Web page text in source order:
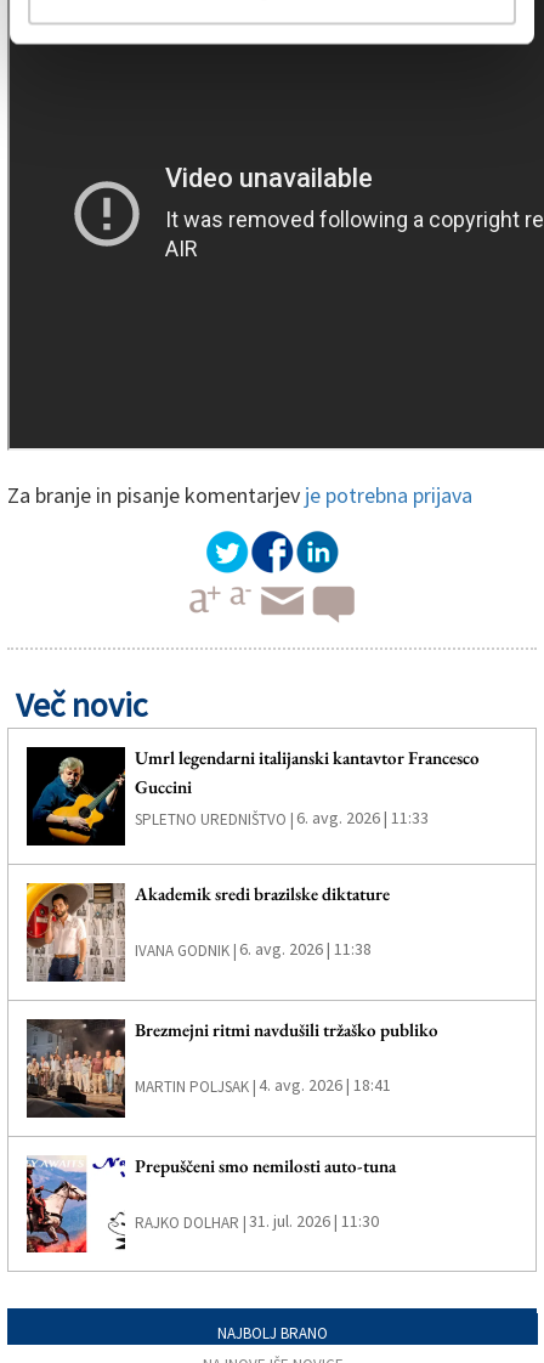
Za branje in pisanje komentarjev je potrebna prijava
Več novic
Umrl legendarni italijanski kantavtor Francesco
Guccini
SPLETNO UREDNIŠTVO | 6. avg. 2026 | 11:33
Akademik sredi brazilske diktature
IVANA GODNIK | 6. avg. 2026 | 11:38
Brezmejni ritmi navdušili tržaško publiko
MARTIN POLJSAK |4. avg. 2026 | 18:41
Prepuščeni smo nemilosti auto-tuna
RAJKO DOLHAR |31. jul. 2026 | 11:30
NAJBOLJ BRANO